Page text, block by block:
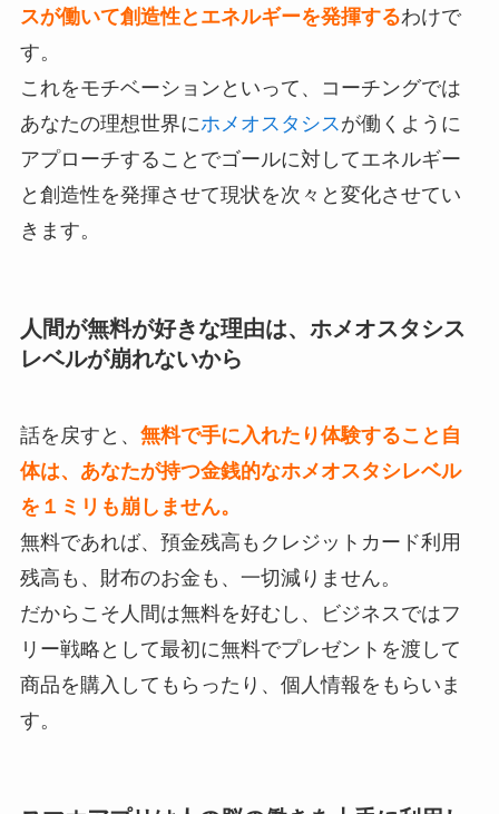
スが働いて創造性とエネルギーを発揮するわけで
す。
これをモチベーションといって、コーチングでは
あなたの理想世界にホメオスタシス が働くように
アプローチすることでゴールに対してエネルギー
と創造性を発揮させて現状を次々と変化させてい
きます。
人間が無料が好きな理由は、ホメオスタシス
レベルが崩れないから
話を戻すと、 無料で手に入れたり体験すること自
体は、あなたが持つ金銭的なホメオスタシレベル
を１ミリも崩しません。
無料であれば、預金残高もクレジットカード利用
残高も、財布のお金も、一切減りません。
だからこそ人間は無料を好むし、ビジネスではフ
リー戦略として最初に無料でプレゼントを渡して
商品を購入してもらったり、個人情報をもらいま
す。